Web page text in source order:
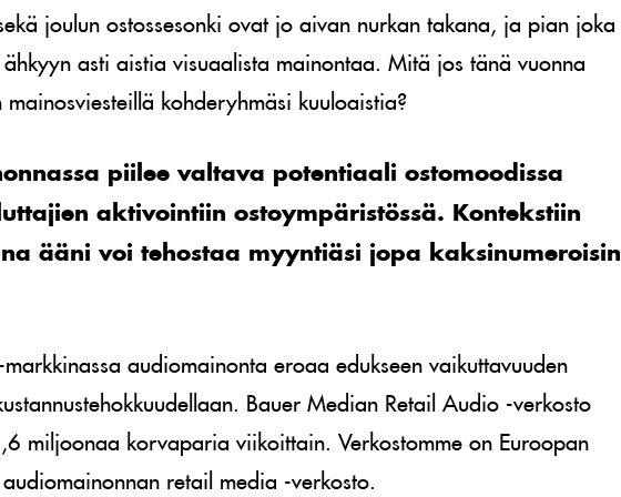
joulun ostossesonki ovat jo aivan nurkan takana, ja pian joka
asti aistia visuaalista mainontaa. Mitä jos tänä vuonna
mainosviesteillä kohderyhmäsi kuuloaistia?
piilee valtava potentiaali ostomoodissa
aktivointiin ostoympäristössä. Kontekstiin
ääni voi tehostaa myyntiäsi jopa kaksinumeroisin
audiomainonta eroaa edukseen vaikuttavuuden
Bauer Median Retail Audio -verkosto
miljoonaa korvaparia viikoittain. Verkostomme on Euroopan
retail media -verkosto.